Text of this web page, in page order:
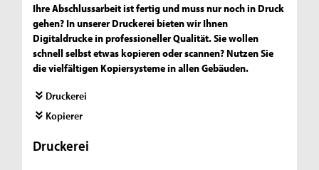
Ihre Abschlussarbeit ist fertig und muss nur noch in Druck
gehen? In unserer Druckerei bieten wir Ihnen
Digitaldrucke in professioneller Qualität. Sie wollen
schnell selbst etwas kopieren oder scannen? Nutzen Sie
die vielfältigen Kopiersysteme in allen Gebäuden.
Druckerei
Kopierer
Druckerei